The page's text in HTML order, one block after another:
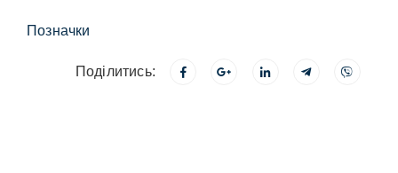
Позначки
Поділитись: